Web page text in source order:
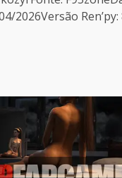
2026Versão Ren’py: